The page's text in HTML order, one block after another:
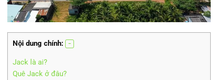
Nội dung chính:
Jack là ai?
Quê Jack ở đâu?